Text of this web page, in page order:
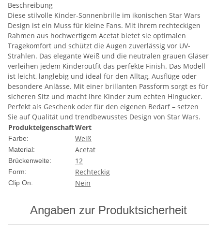
Beschreibung
Diese stilvolle Kinder-Sonnenbrille im ikonischen Star Wars
Design ist ein Muss für kleine Fans. Mit ihrem rechteckigen
Rahmen aus hochwertigem Acetat bietet sie optimalen
Tragekomfort und schützt die Augen zuverlässig vor UV-
Strahlen. Das elegante Weiß und die neutralen grauen Gläser
verleihen jedem Kinderoutfit das perfekte Finish. Das Modell
ist leicht, langlebig und ideal für den Alltag, Ausflüge oder
besondere Anlässe. Mit einer brillanten Passform sorgt es für
sicheren Sitz und macht Ihre Kinder zum echten Hingucker.
Perfekt als Geschenk oder für den eigenen Bedarf – setzen
Sie auf Qualität und trendbewusstes Design von Star Wars.
ProdukteigenschaftWert
Farbe: Weiß
Material: Acetat
Brückenweite: 12
Form: Rechteckig
Clip On: Nein
Angaben zur Produktsicherheit